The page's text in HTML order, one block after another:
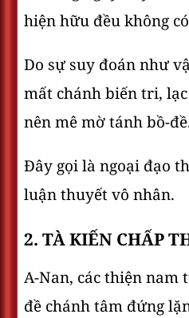
hiện hữu đều không
Do sự suy đoán như
mất chánh biến tri,
nên mê mờ tánh bồ-
Đây gọi là ngoại đạo
luận thuyết vô nhân.
2. TÀ KIẾN CHẤP
A-Nan, các thiện nam
đề chánh tâm đứng